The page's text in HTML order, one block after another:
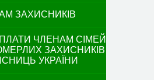
ЗАХИСНИКІВ
ЧЛЕНАМ СІМЕЙ
ЗАХИСНИКІВ
УКРАЇНИ